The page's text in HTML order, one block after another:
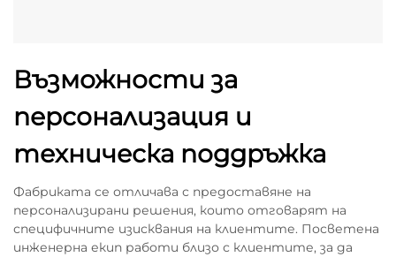
Възможности за
персонализация и
техническа поддръжка
Фабриката се отличава с предоставяне на
персонализирани решения, които отговарят на
специфичните изисквания на клиентите. Посветена
инженерна екип работи близо с клиентите, за да